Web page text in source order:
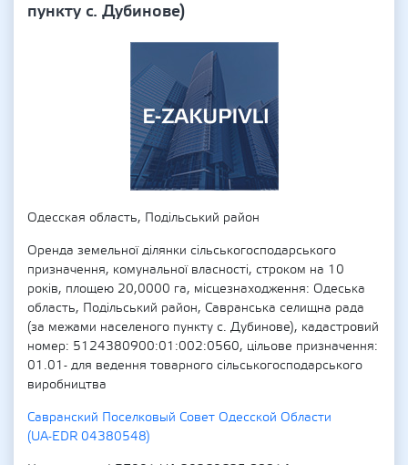
пункту с. Дубинове)
Одесская область, Подільський район
Оренда земельної ділянки сільськогосподарського
призначення, комунальної власності, строком на 10
років, площею 20,0000 га, місцезнаходження: Одеська
область, Подільський район, Савранська селищна рада
(за межами населеного пункту с. Дубинове), кадастровий
номер: 5124380900:01:002:0560, цільове призначення:
01.01- для ведення товарного сільськогосподарського
виробництва
Савранский Поселковый Совет Одесской Области
(UA-EDR 04380548)